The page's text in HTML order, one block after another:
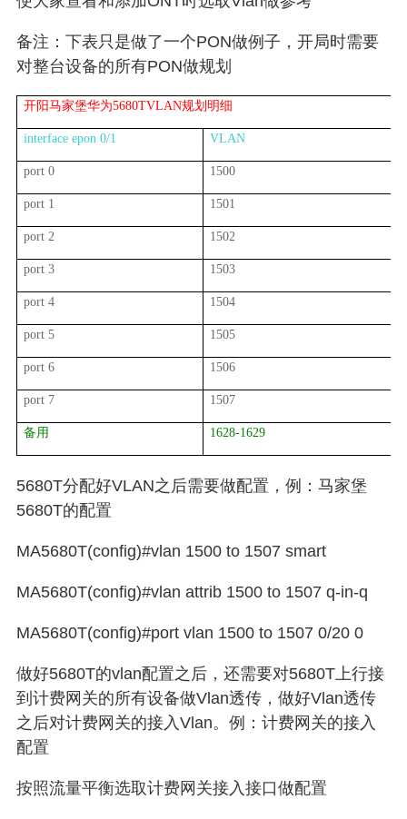
备注：下表只是做了一个PON做例子，开局时需要
对整台设备的所有PON做规划
开阳马家堡华为5680TVLAN规划明细
interface epon 0/1 VLAN
port 0 1500
port 1 1501
port 2 1502
port 3 1503
port 4 1504
port 5 1505
port 6 1506
port 7 1507
备用 1628-1629
5680T分配好VLAN之后需要做配置，例：马家堡
5680T的配置
MA5680T(config)#vlan 1500 to 1507 smart
MA5680T(config)#vlan attrib 1500 to 1507 q-in-q
MA5680T(config)#port vlan 1500 to 1507 0/20 0
做好5680T的vlan配置之后，还需要对5680T上行接
到计费网关的所有设备做Vlan透传，做好Vlan透传
之后对计费网关的接入Vlan。例：计费网关的接入
配置
按照流量平衡选取计费网关接入接口做配置